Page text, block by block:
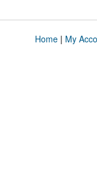
Home| My